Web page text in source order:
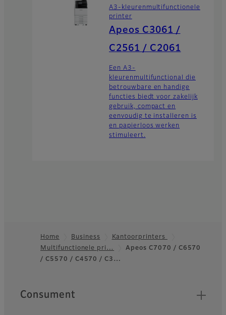
A3-kleurenmultifunctionele
printer
Apeos C3061 /
C2561 / C2061
Een A3-
kleurenmultifunctional die
betrouwbare en handige
functies biedt voor zakelijk
gebruik, compact en
eenvoudig te installeren is
en papierloos werken
stimuleert.
Footer
Home Business
Kantoorprinters
Multifunctionele pri…
Apeos C7070 / C6570
/ C5570 / C4570 / C3…
Quick Links
Consument